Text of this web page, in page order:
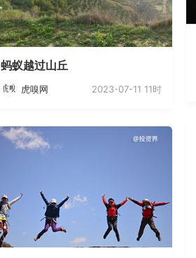
蚂蚁越过山丘
虎嗅网 2023-07-11 11时